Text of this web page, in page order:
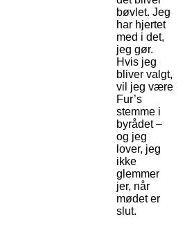
bøvlet. Jeg
har hjertet
med i det,
jeg gør.
Hvis jeg
bliver valgt,
vil jeg være
Fur’s
stemme i
byrådet –
og jeg
lover, jeg
ikke
glemmer
jer, når
mødet er
slut.